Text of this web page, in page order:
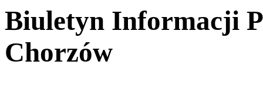
Biuletyn Informacji
Chorzów